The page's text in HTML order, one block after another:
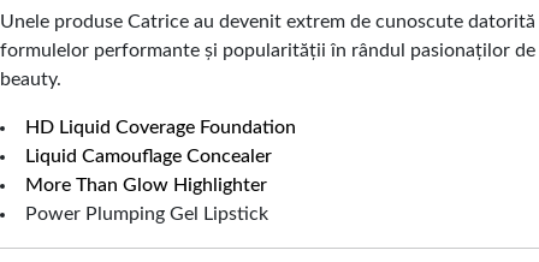
Unele produse Catrice au devenit extrem de cunoscute datorită
formulelor performante și popularității în rândul pasionaților de
beauty.
HD Liquid Coverage Foundation
Liquid Camouflage Concealer
More Than Glow Highlighter
Power Plumping Gel Lipstick